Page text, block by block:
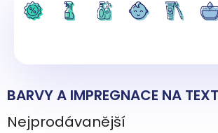
BARVY A IMPREGNACE NA
Nejprodávanější